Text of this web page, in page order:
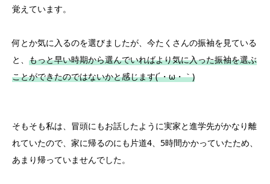
覚えています。
何とか気に入るのを選びましたが、今たくさんの振袖を見ている
と、 もっと早い時期から選んでいればより気に入った振袖を選ぶ
ことができたのではないかと感じます(´・ω・｀)
そもそも私は、冒頭にもお話したように実家と進学先がかなり離
れていたので、家に帰るのにも片道4、5時間かかっていたため、
あまり帰っていませんでした。